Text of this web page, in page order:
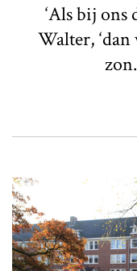
‘Als bij ons
Walter,